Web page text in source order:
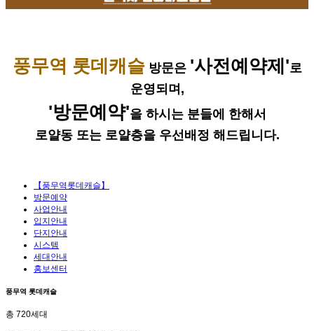
풍무역 롯데캐슬방문은 '사전예약제'로
운영되며,
'방문예약'을 하시는 분들에 한해서
로얄동 또는 로얄층을 우선배정 해드립니다.
【풍무역롯데캐슬】
방문예약
사업안내
입지안내
단지안내
시스템
세대안내
홍보센터
풍무역 롯데캐슬
총 720세대